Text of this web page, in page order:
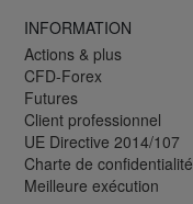
INFORMATION
Actions & plus
CFD-Forex
Futures
Client professionnel
UE Directive 2014/107
Charte de confidentialité
Meilleure exécution